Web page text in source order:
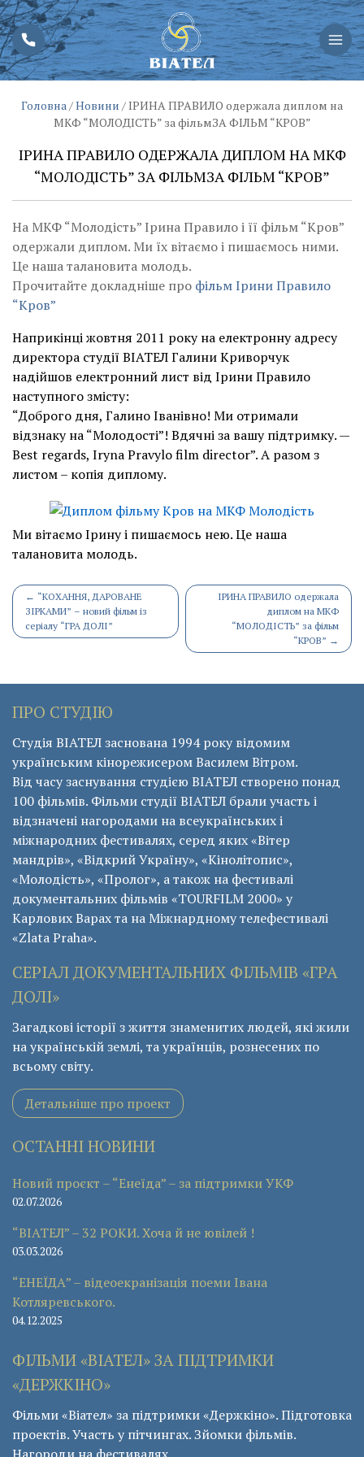
Головна /Новини /ІРИНА ПРАВИЛО одержала диплом на
МКФ “МОЛОДІСТЬ” за фільмЗА ФІЛЬМ “КРОВ”
ІРИНА ПРАВИЛО ОДЕРЖАЛА ДИПЛОМ НА МКФ
“МОЛОДІСТЬ” ЗА ФІЛЬМЗА ФІЛЬМ “КРОВ”
На МКФ “Молодість” Ірина Правило і її фільм “Кров”
одержали диплом. Ми їх вітаємо і пишаємось ними.
Це наша талановита молодь.
Прочитайте докладніше про фільм Ірини Правило
“Кров”
Наприкінці жовтня 2011 року на електронну адресу
директора студії ВІАТЕЛ Галини Криворчук
надійшов електронний лист від Ірини Правило
наступного змісту:
“Доброго дня, Галино Іванівно! Ми отримали
відзнаку на “Молодості”! Вдячні за вашу підтримку. —
Best regards, Iryna Pravylo film director”. А разом з
листом – копія диплому.
Ми вітаємо Ірину і пишаємось нею. Це наша
талановита молодь.
Post
navigation
← “КОХАННЯ, ДАРОВАНЕ
ЗІРКАМИ” – новий фільм із
серіалу “ГРА ДОЛІ”
ІРИНА ПРАВИЛО одержала
диплом на МКФ
“МОЛОДІСТЬ” за фільм
“КРОВ” →
ПРО СТУДІЮ
Студія ВІАТЕЛ заснована 1994 року відомим
українським кінорежисером Василем Вітром.
Від часу заснування студією ВІАТЕЛ створено понад
100 фільмів. Фільми студії ВІАТЕЛ брали участь і
відзначені нагородами на всеукраїнських і
міжнародних фестивалях, серед яких «Вітер
мандрів», «Відкрий Україну», «Кінолітопис»,
«Молодість», «Пролог», а також на фестивалі
документальних фільмів «ТОURFILM 2000» у
Карлових Варах та на Міжнардному телефестивалі
«Zlata Praha».
СЕРІАЛ ДОКУМЕНТАЛЬНИХ ФІЛЬМІВ «ГРА
ДОЛІ»
Загадкові історії з життя знаменитих людей, які жили
на українській землі, та українців, рознесених по
всьому світу.
Детальніше про проект
ОСТАННІ НОВИНИ
Новий проєкт – “Енеїда” – за підтримки УКФ
02.07.2026
“ВІАТЕЛ” – 32 РОКИ. Хоча й не ювілей !
03.03.2026
“ЕНЕЇДА” – відеоекранізація поеми Івана
Котляревського.
04.12.2025
ФІЛЬМИ «ВІАТЕЛ» ЗА ПІДТРИМКИ
«ДЕРЖКІНО»
Фільми «Віател» за підтримки «Держкіно». Підготовка
проектів. Участь у пітчингах. Зйомки фільмів.